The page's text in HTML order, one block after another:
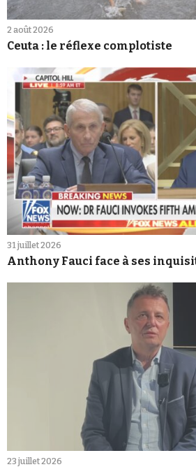
2 août 2026
Ceuta : le réflexe complotiste
31 juillet 2026
Anthony Fauci face à ses
23 juillet 2026